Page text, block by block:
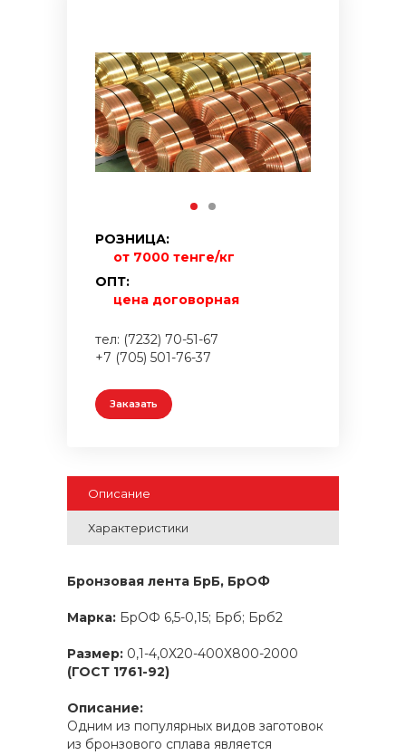
РОЗНИЦА:
от 7000 тенге/кг
ОПТ:
цена договорная
тел: (7232) 70-51-67
+7 (705) 501-76-37
Заказать
Описание
Характеристики
Бронзовая лента БрБ, БрОФ
Марка: БрОФ 6,5-0,15; Брб; Брб2
Размер: 0,1-4,0Х20-400Х800-2000
(ГОСТ 1761-92)
Описание:
Одним из популярных видов заготовок
из бронзового сплава является